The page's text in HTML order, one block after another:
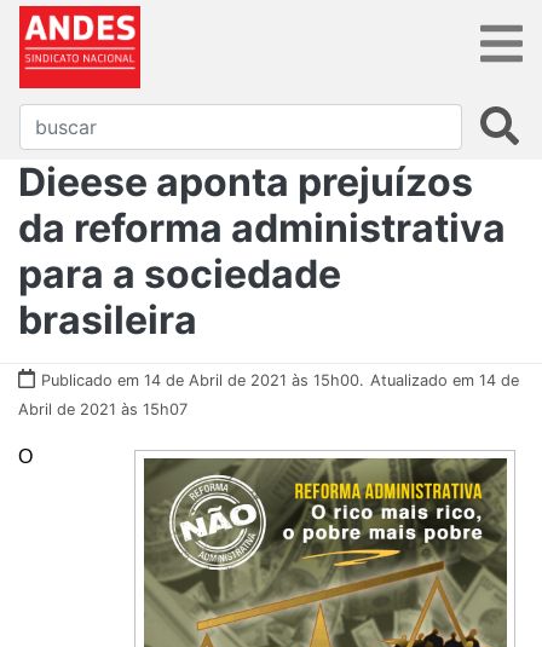
Dieese aponta prejuízos
da reforma administrativa
para a sociedade
brasileira
Publicado em 14 de Abril de 2021 às 15h00. Atualizado em 14 de
Abril de 2021 às 15h07
O